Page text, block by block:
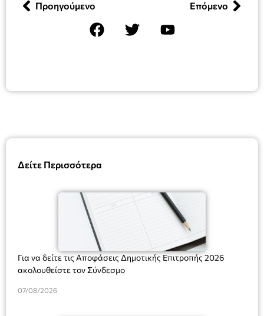
Δείτε Περισσότερα
Για να δείτε τις Αποφάσεις Δημοτικής Επιτροπής 2026
ακολουθείστε τον Σύνδεσμο
07/08/2026
Προηγούμενο Επόμενο